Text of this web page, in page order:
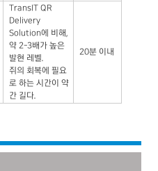
TransIT QR
Delivery
Solution에 비해,
약 2-3배가 높은
발현 레벨.
쥐의 회복에 필요
로 하는 시간이 약
간 길다.
20분 이내